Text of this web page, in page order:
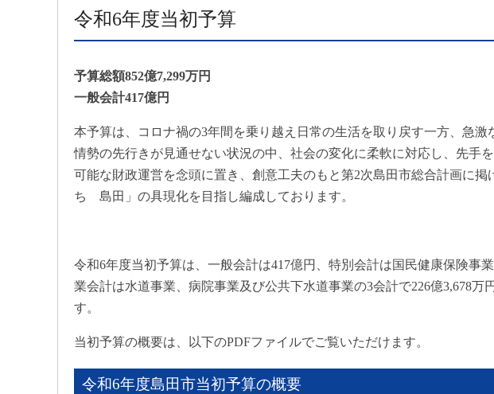
令和6年度当初予算
予算総額852億7,299万円
一般会計417億円
本予算は、コロナ禍の3年間を乗り越え日常の生活を取り戻す一方、急
情勢の先行きが見通せない状況の中、社会の変化に柔軟に対応し、先手
可能な財政運営を念頭に置き、創意工夫のもと第2次島田市総合計画に
ち 島田」の具現化を目指し編成しております。
令和6年度当初予算は、一般会計は417億円、特別会計は国民健康保険事
業会計は水道事業、病院事業及び公共下水道事業の3会計で226億3,678万
す。
当初予算の概要は、以下のPDFファイルでご覧いただけます。
令和6年度島田市当初予算の概要